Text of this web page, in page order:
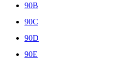
90B
90C
90D
90E